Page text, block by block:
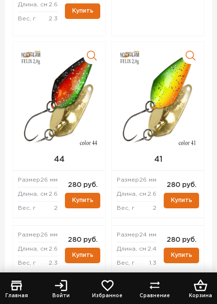
Главная Войти Избранное Сравнение Корзина
Длина, см 2.6
Вес, г 2.3
Купить
44
Размер26 мм
Длина, см 2.6
Вес, г 2
280 руб.
Купить
Размер26 мм
Длина, см 2.6
Вес, г 2.3
280 руб.
Купить
Размер
280 руб.
41
Размер26 мм
Длина, см 2.6
Вес, г 2
280 руб.
Купить
Размер24 мм
Длина, см 2.4
Вес, г 1.3
280 руб.
Купить
26 мм
280 руб.